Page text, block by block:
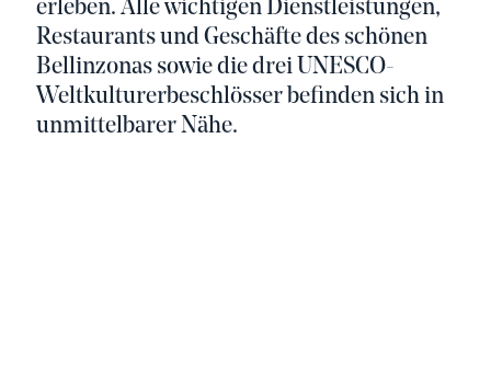
erleben. Alle wichtigen Dienstleistungen,
Restaurants und Geschäfte des schönen
Bellinzonas sowie die drei UNESCO-
Weltkulturerbeschlösser befinden sich in
unmittelbarer Nähe.